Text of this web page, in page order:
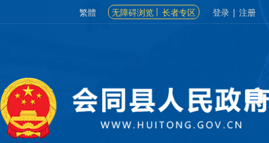
繁體 无障碍浏览 长者专区 登录 | 注册